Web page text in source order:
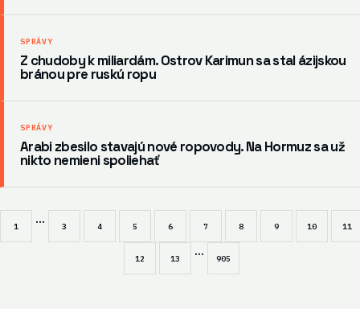
SPRÁVY
Z chudoby k miliardám. Ostrov Karimun sa stal ázijskou
bránou pre ruskú ropu
SPRÁVY
Arabi zbesilo stavajú nové ropovody. Na Hormuz sa už
nikto nemieni spoliehať
1 ... 3 4 5 6 7 8 9 10 11
12 13 ... 905